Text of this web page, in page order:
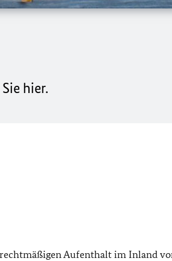
hier.
Aufenthalt im Inland